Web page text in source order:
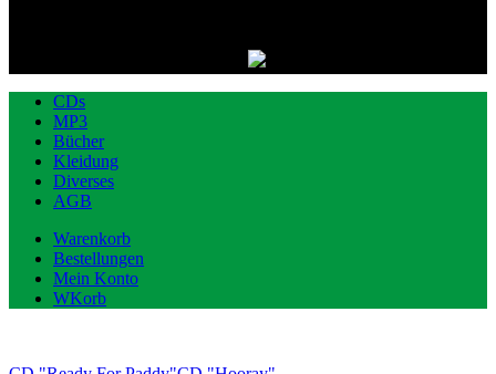
CDs
MP3
Bücher
Kleidung
Diverses
AGB
Warenkorb
Bestellungen
Mein Konto
WKorb